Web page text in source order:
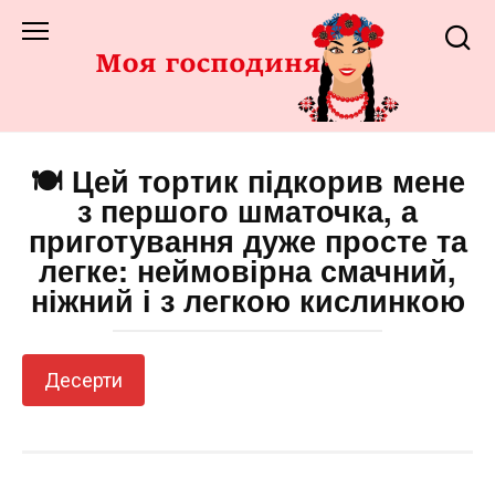
до
🍽️ Цей тортик підкорив мене
з першого шматочка, а
приготування дуже просте та
легке: неймовірна смачний,
ніжний і з легкою кислинкою
Десерти